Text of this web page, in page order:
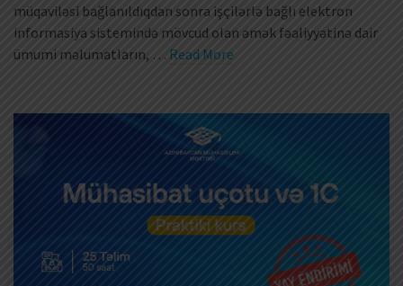
müqaviləsi bağlanıldıqdan sonra işçilərlə bağlı elektron
informasiya sistemində mövcud olan əmək fəaliyyətinə dair
ümumi məlumatların, … Read More